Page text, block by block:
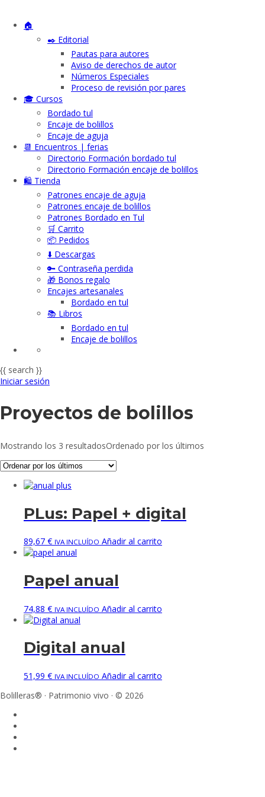
🏠
✒️ Editorial
Pautas para autores
Aviso de derechos de autor
Números Especiales
Proceso de revisión por pares
🎓 Cursos
Bordado tul
Encaje de bolillos
Encaje de aguja
📆 Encuentros | ferias
Directorio Formación bordado tul
Directorio Formación encaje de bolillos
🛍️ Tienda
Patrones encaje de aguja
Patrones encaje de bolillos
Patrones Bordado en Tul
🛒 Carrito
📦 Pedidos
⬇️ Descargas
🔑 Contraseña perdida
🎁 Bonos regalo
Encajes artesanales
Bordado en tul
📚 Libros
Bordado en tul
Encaje de bolillos
{{ search }}
Iniciar sesión
Proyectos de bolillos
Mostrando los 3 resultadosOrdenado por los últimos
PLus: Papel + digital
89,67 € IVA INCLUÍDO Añadir al carrito
Papel anual
74,88 € IVA INCLUÍDO Añadir al carrito
Digital anual
51,99 € IVA INCLUÍDO Añadir al carrito
Bolilleras® · Patrimonio vivo · © 2026